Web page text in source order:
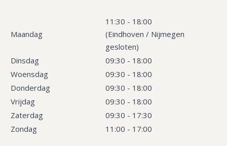
Maandag
11:30 - 18:00
(Eindhoven / Nijmegen
gesloten)
Dinsdag
09:30 - 18:00
Woensdag
09:30 - 18:00
Donderdag
09:30 - 18:00
Vrijdag
09:30 - 18:00
Zaterdag
09:30 - 17:30
Zondag
11:00 - 17:00